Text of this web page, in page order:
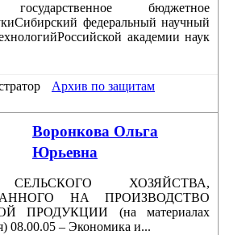
государственное бюджетное
федеральный научный
академии наук
Архив по защитам
Воронкова Ольга
Юрьевна
ХОЗЯЙСТВА,
НА ПРОИЗВОДСТВО
ПРОДУКЦИИ (на материалах
08.00.05 – Экономика и...